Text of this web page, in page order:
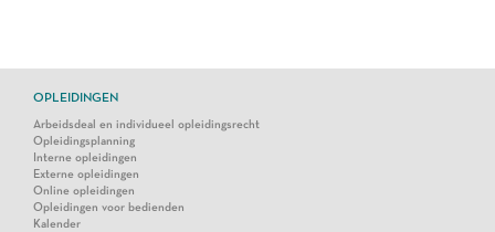
OPLEIDINGEN
Arbeidsdeal en individueel opleidingsrecht
Opleidingsplanning
Interne opleidingen
Externe opleidingen
Online opleidingen
Opleidingen voor bedienden
Kalender